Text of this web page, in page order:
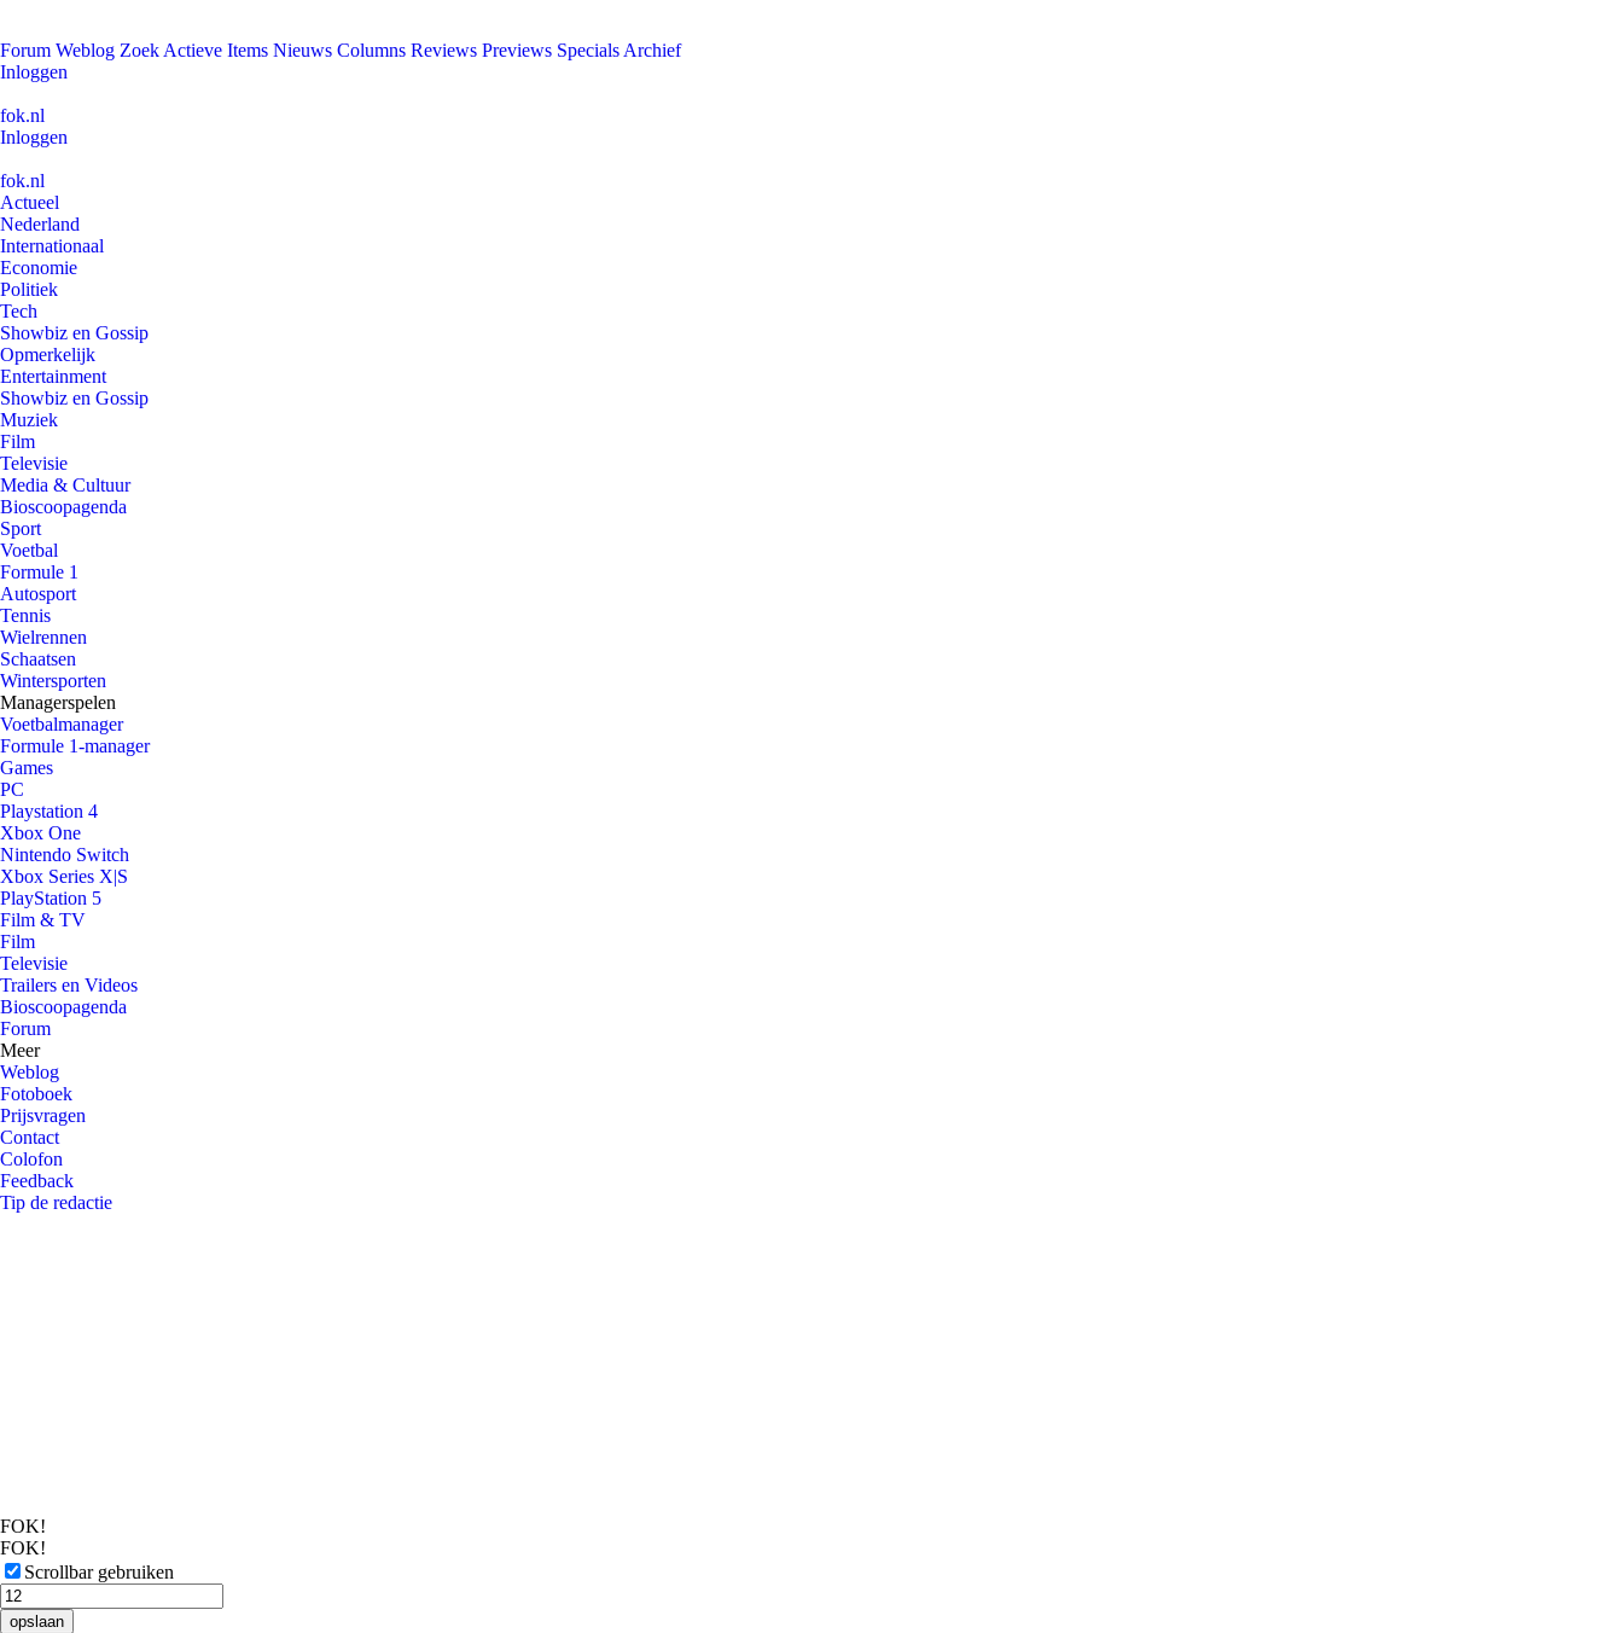
Forum Weblog Zoek Actieve Items Nieuws Columns Reviews Previews Specials Archief
Inloggen
fok.nl
Inloggen
fok.nl
Actueel
Nederland
Internationaal
Economie
Politiek
Tech
Showbiz en Gossip
Opmerkelijk
Entertainment
Showbiz en Gossip
Muziek
Film
Televisie
Media & Cultuur
Bioscoopagenda
Sport
Voetbal
Formule 1
Autosport
Tennis
Wielrennen
Schaatsen
Wintersporten
Managerspelen
Voetbalmanager
Formule 1-manager
Games
PC
Playstation 4
Xbox One
Nintendo Switch
Xbox Series X|S
PlayStation 5
Film & TV
Film
Televisie
Trailers en Videos
Bioscoopagenda
Forum
Meer
Weblog
Fotoboek
Prijsvragen
Contact
Colofon
Feedback
Tip de redactie
FOK!
FOK!
Scrollbar gebruiken
opslaan